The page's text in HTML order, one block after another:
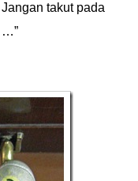
takut pada
…”